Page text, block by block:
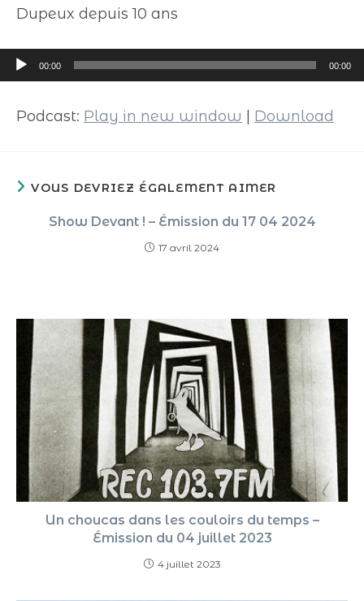
Dupeux depuis 10 ans
Lecteur
audio
00:00 00:00
Podcast: Play in new window Download
VOUS DEVRIEZ ÉGALEMENT AIMER
Show Devant ! – Émission du 17 04 2024
17 avril 2024
Un choucas dans les couloirs du temps –
Émission du 04 juillet 2023
4 juillet 2023